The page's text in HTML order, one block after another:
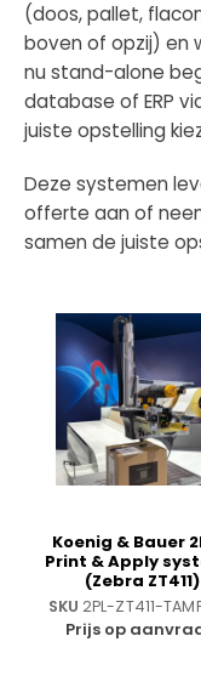
(doos, pallet,
boven of opzij) en
nu stand-alone
database of ERP
juiste opstelling
Deze systemen
offerte aan of
samen de juiste
Koenig & Bauer
Print & Apply
(Zebra ZT411)
SKU 2PL-ZT411-
Prijs op